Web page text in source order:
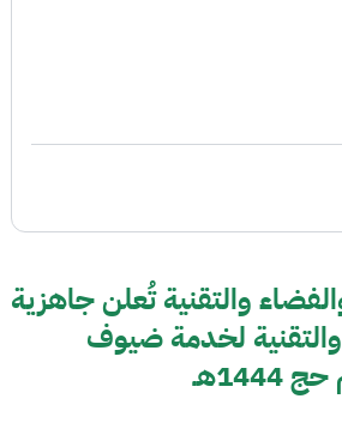
والتقنية تُعلن جاهزية
لخدمة ضيوف